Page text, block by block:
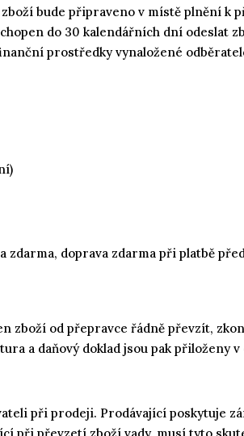
bude připraveno v místě plnění k
do 30 kalendářních dní odeslat
prostředky vynaložené
zdarma, doprava zdarma při platbě
zboží od přepravce řádně převzít,
a daňový doklad jsou pak přiloženy
při prodeji. Prodávající poskytuje
při převzetí zboží vady, musí tyto